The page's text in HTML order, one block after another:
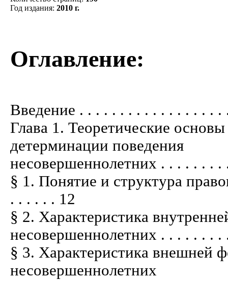
Год издания: 2010 г.
Оглавление:
Введение . . . . . . . . . . . . . . . . .
Глава 1. Теоретические
детерминации поведения
несовершеннолетних . . . . . . .
§ 1. Понятие и структура
. . . . . . 12
§ 2. Характеристика
несовершеннолетних . . . . . . .
§ 3. Характеристика внешней
несовершеннолетних